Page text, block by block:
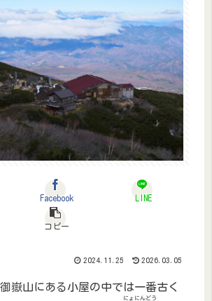
Facebook LINE
コピー
2024.11.25 2026.03.05
嶽山にある小屋の中では一番古く
にょにんどう